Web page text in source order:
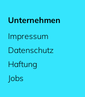
Unternehmen
Impressum
Datenschutz
Haftung
Jobs